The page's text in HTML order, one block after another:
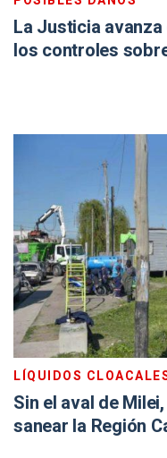
La Justicia
los controles
LÍQUIDOS
Sin el aval de
sanear la Región